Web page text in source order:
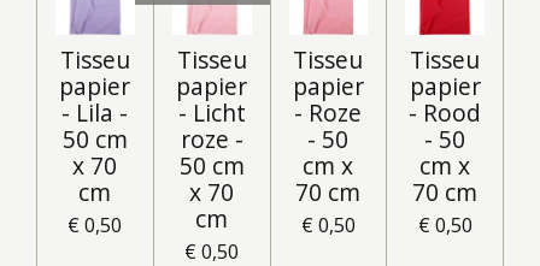
Tisseu
papier
- Lila -
50 cm
x 70
cm
€ 0,50
Tisseu
papier
- Licht
roze -
50 cm
x 70
cm
€ 0,50
Tisseu
papier
- Roze
- 50
cm x
70 cm
€ 0,50
Tisseu
papier
- Rood
- 50
cm x
70 cm
€ 0,50